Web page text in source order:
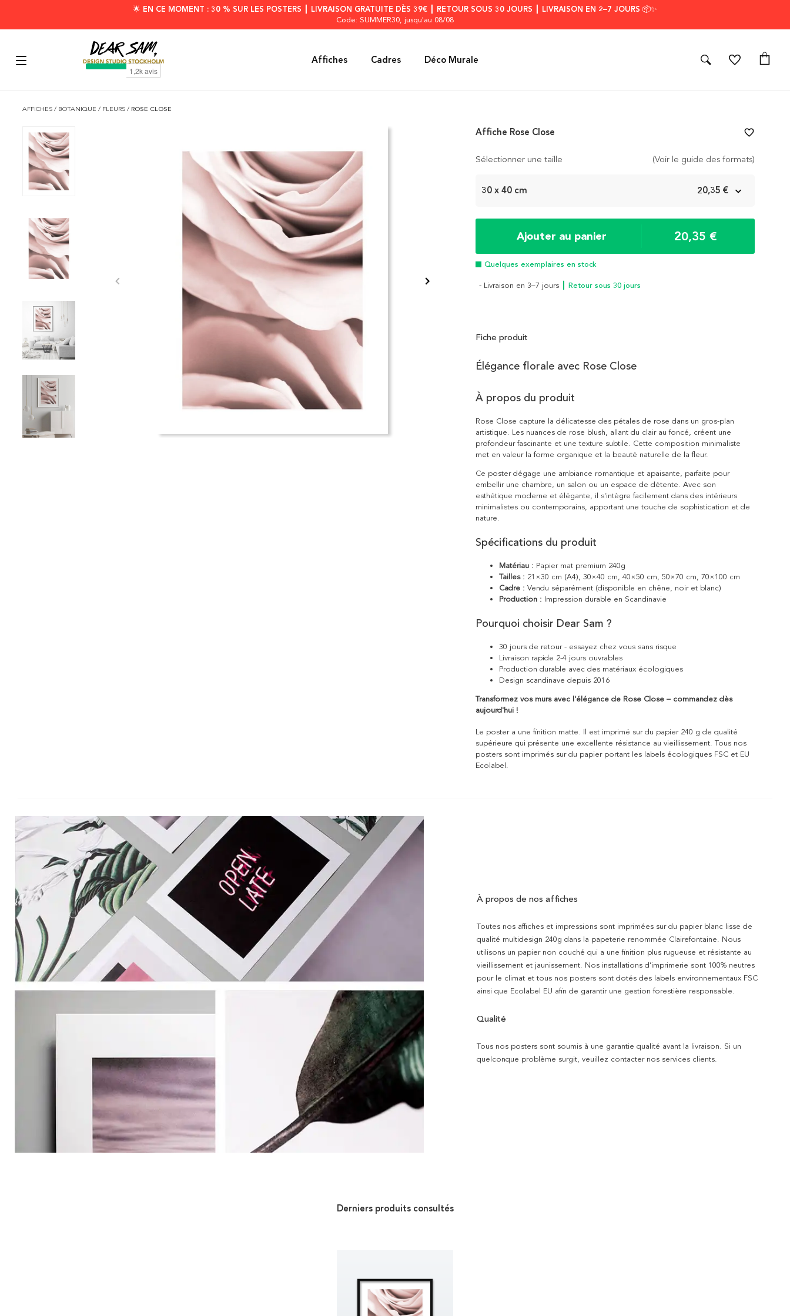
🌟 EN CE MOMENT : 30 % SUR LES POSTERS ┃ LIVRAISON GRATUITE DÈS 39€ ┃ RETOUR SOUS 30 JOURS ┃ LIVRAISON EN 2–7 JOURS 📦✨
Code: SUMMER30, jusqu'au 08/08
Affiches Cadres Déco Murale
AFFICHES / BOTANIQUE / FLEURS / ROSE CLOSE
Sélectionner une taille (Voir le guide des formats)
30 x 40 cm 20,35 €
Ajouter au panier 20,35 €
Quelques exemplaires en stock
- Livraison en 3–7 jours ┃ Retour sous 30 jours
Affiche Rose Close favorite_border
Fiche produit
Élégance florale avec Rose Close
À propos du produit
Rose Close capture la délicatesse des pétales de rose dans un gros-plan
artistique. Les nuances de rose blush, allant du clair au foncé, créent une
profondeur fascinante et une texture subtile. Cette composition minimaliste
met en valeur la forme organique et la beauté naturelle de la fleur.
Ce poster dégage une ambiance romantique et apaisante, parfaite pour
embellir une chambre, un salon ou un espace de détente. Avec son
esthétique moderne et élégante, il s'intègre facilement dans des intérieurs
minimalistes ou contemporains, apportant une touche de sophistication et de
nature.
Spécifications du produit
Matériau : Papier mat premium 240g
Tailles : 21×30 cm (A4), 30×40 cm, 40×50 cm, 50×70 cm, 70×100 cm
Cadre : Vendu séparément (disponible en chêne, noir et blanc)
Production : Impression durable en Scandinavie
Pourquoi choisir Dear Sam ?
30 jours de retour - essayez chez vous sans risque
Livraison rapide 2-4 jours ouvrables
Production durable avec des matériaux écologiques
Design scandinave depuis 2016
Transformez vos murs avec l'élégance de Rose Close – commandez dès
aujourd'hui !
Le poster a une finition matte. Il est imprimé sur du papier 240 g de qualité
supérieure qui présente une excellente résistance au vieillissement. Tous nos
posters sont imprimés sur du papier portant les labels écologiques FSC et EU
Ecolabel.
À propos de nos affiches
Toutes nos affiches et impressions sont imprimées sur du papier blanc lisse de
qualité multidesign 240g dans la papeterie renommée Clairefontaine. Nous
utilisons un papier non couché qui a une finition plus rugueuse et résistante au
vieillissement et jaunissement. Nos installations d’imprimerie sont 100% neutres
pour le climat et tous nos posters sont dotés des labels environnementaux FSC
ainsi que Ecolabel EU afin de garantir une gestion forestière responsable.
Qualité
Tous nos posters sont soumis à une garantie qualité avant la livraison. Si un
quelconque problème surgit, veuillez contacter nos services clients.
Derniers produits consultés